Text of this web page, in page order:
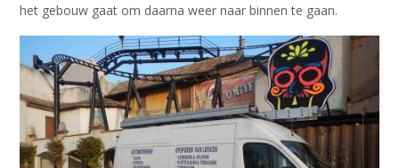
het gebouw gaat om daarna weer naar binnen te gaan.